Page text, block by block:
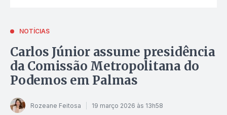
NOTÍCIAS
Carlos Júnior assume presidência
da Comissão Metropolitana do
Podemos em Palmas
Rozeane Feitosa 19 março 2026 às 13h58